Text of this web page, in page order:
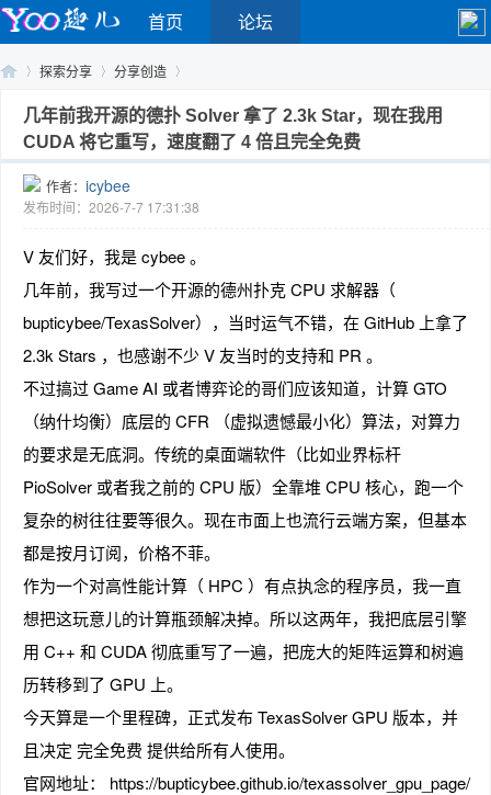
首页 论坛
Yo›
探索分享
›
分享创造
›
几年前我开源的德扑 Solver 拿了 2.3k Star，现在我用
CUDA 将它重写，速度翻了 4 倍且完全免费
作者： icybee
发布时间：2026-7-7 17:31:38
V 友们好，我是 cybee 。
几年前，我写过一个开源的德州扑克 CPU 求解器（
bupticybee/TexasSolver），当时运气不错，在 GitHub 上拿了
2.3k Stars ，也感谢不少 V 友当时的支持和 PR 。
不过搞过 Game AI 或者博弈论的哥们应该知道，计算 GTO
（纳什均衡）底层的 CFR （虚拟遗憾最小化）算法，对算力
的要求是无底洞。传统的桌面端软件（比如业界标杆
PioSolver 或者我之前的 CPU 版）全靠堆 CPU 核心，跑一个
复杂的树往往要等很久。现在市面上也流行云端方案，但基本
都是按月订阅，价格不菲。
作为一个对高性能计算（ HPC ）有点执念的程序员，我一直
想把这玩意儿的计算瓶颈解决掉。所以这两年，我把底层引擎
用 C++ 和 CUDA 彻底重写了一遍，把庞大的矩阵运算和树遍
历转移到了 GPU 上。
今天算是一个里程碑，正式发布 TexasSolver GPU 版本，并
且决定 完全免费 提供给所有人使用。
官网地址： https://bupticybee.github.io/texassolver_gpu_page/